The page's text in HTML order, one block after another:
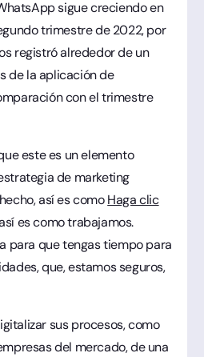
sigue creciendo en
trimestre de 2022, por
registró alrededor de un
de la aplicación de
con el trimestre
este es un elemento
de marketing
así es comoHaga clic
es como trabajamos.
para que tengas tiempo para
que, estamos seguros,
sus procesos, como
del mercado, de una